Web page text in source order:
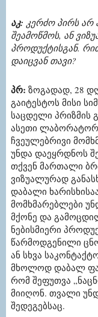
აკ: კერძო პირს არ
შეამოწმოს, ან
პროდუქტისგან.
დაიცვან თავი?
პრ: ზოგადად, 28
გაიტესტოს მისი
საცდელი პრიზმის
ასეთი
ჩვეულებრივი
უნდა დაეყრდნოს
თქვენ მართალი
ვიზუალურად
დაბალი
მომხმარებლები
მქონე და
ნებისმიერი
წარმოდგენილი
ან სხვა
მხოლოდ დაბალ
რომ შეფუთვა
მიიღონ. თვალი
შედეგებსაც.